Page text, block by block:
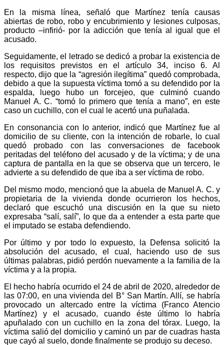
En la misma línea, señaló que Martínez tenía causas
abiertas de robo, robo y encubrimiento y lesiones culposas,
producto –infirió- por la adicción que tenía al igual que el
acusado.
Seguidamente, el letrado se dedicó a probar la existencia de
los requisitos previstos en el artículo 34, inciso 6. Al
respecto, dijo que la “agresión ilegítima” quedó comprobada,
debido a que la supuesta víctima tomó a su defendido por la
espalda, luego hubo un forcejeo, que culminó cuando
Manuel A. C. “tomó lo primero que tenía a mano”, en este
caso un cuchillo, con el cual le acertó una puñalada.
En consonancia con lo anterior, indicó que Martínez fue al
domicilio de su cliente, con la intención de robarle, lo cual
quedó probado con las conversaciones de facebook
peritadas del teléfono del acusado y de la víctima; y de una
captura de pantalla en la que se observa que un tercero, le
advierte a su defendido de que iba a ser víctima de robo.
Del mismo modo, mencionó que la abuela de Manuel A. C. y
propietaria de la vivienda donde ocurrieron los hechos,
declaró que escuchó una discusión en la que su nieto
expresaba “salí, salí”, lo que da a entender a esta parte que
el imputado se estaba defendiendo.
Por último y por todo lo expuesto, la Defensa solicitó la
absolución del acusado, el cual, haciendo uso de sus
últimas palabras, pidió perdón nuevamente a la familia de la
víctima y a la propia.
El hecho habría ocurrido el 24 de abril de 2020, alrededor de
las 07:00, en una vivienda del B° San Martín. Allí, se habría
provocado un altercado entre la víctima (Franco Atencio
Martínez) y el acusado, cuando éste último lo habría
apuñalado con un cuchillo en la zona del tórax. Luego, la
víctima salió del domicilio y caminó un par de cuadras hasta
que cayó al suelo, donde finalmente se produjo su deceso.